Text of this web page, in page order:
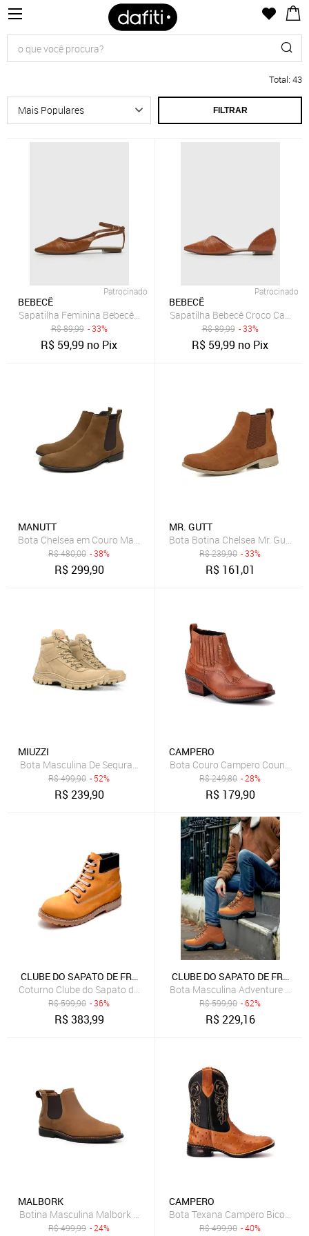
Total: 43
FILTRAR
Patrocinado
BEBECÊ
Sapatilha Feminina Bebecê Slingback Efeito Croco Caramelo
R$89,99 - 33%
R$ 59,99 no Pix
Patrocinado
BEBECÊ
Sapatilha Bebecê Croco
R$89,99 - 33%
R$ 59,99 no Pix
MANUTT
Bota Chelsea em Couro Masculina Argentina Clássica Caramelo
R$480,00 - 38%
R$299,90
MR. GUTT
Bota Botina Chelsea Mr. Gutt
R$239,90 - 33%
R$ 161,01
MIUZZI
Bota Masculina De Segurança Miuzzi Modelo Cano Médio Robusta
R$499,90 - 52%
R$239,90
CAMPERO
Bota Couro Campero Country
R$249,80 - 28%
R$ 179,90
CLUBE DO SAPATO DE FRANCA
Coturno Clube do Sapato de Franca Patagônia Nobuck Bege
R$599,90 - 36%
R$383,99
CLUBE DO SAPATO DE FRANCA
Bota Masculina Adventure
R$599,90 - 62%
R$229,16
MALBORK
Botina Masculina Malbork Couro Caramelo Estilo Chelsea Conforto
R$499,99 - 24%
CAMPERO
Bota Texana Campero Bico
R$499,90 - 40%